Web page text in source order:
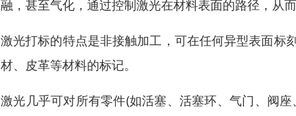
融，甚至气化，通过控制激光在材料表面的路径，从
激光打标的特点是非接触加工，可在任何异型表面标
材、皮革等材料的标记。
激光几乎可对所有零件(如活塞、活塞环、气门、阀